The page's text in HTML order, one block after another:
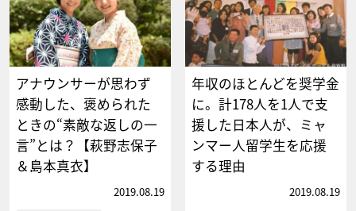
アナウンサーが思わず
感動した、褒められた
ときの“素敵な返しの一
言”とは？【萩野志保子
＆島本真衣】
2019.08.19
年収のほとんどを奨学金
に。計178人を1人で支
援した日本人が、ミャ
ンマー人留学生を応援
する理由
2019.08.19